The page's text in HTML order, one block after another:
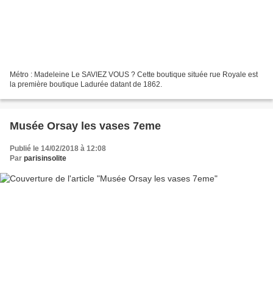
Métro : Madeleine Le SAVIEZ VOUS ? Cette boutique située rue Royale est
la première boutique Ladurée datant de 1862.
Musée Orsay les vases 7eme
Publié le 14/02/2018 à 12:08
Par parisinsolite